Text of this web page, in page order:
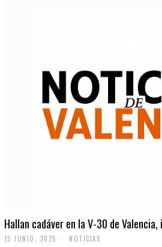
Hallan cadáver en la V-30 de
15 JUNIO, 2025 NOTICIAS